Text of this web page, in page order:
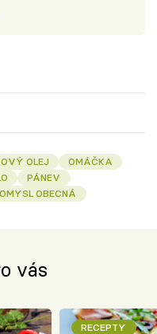
OLEJ
OMÁČKA
PÁNEV
OBECNÁ
vás
RECEPTY